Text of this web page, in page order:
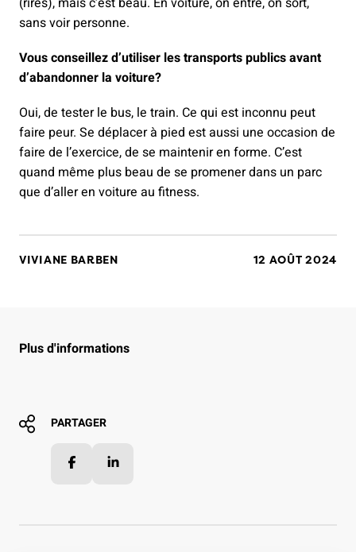
sans voir personne.
Vous conseillez d’utiliser les transports publics avant
d’abandonner la voiture?
Oui, de tester le bus, le train. Ce qui est inconnu peut
faire peur. Se déplacer à pied est aussi une occasion de
faire de l’exercice, de se maintenir en forme. C’est
quand même plus beau de se promener dans un parc
que d’aller en voiture au fitness.
VIVIANE BARBEN 12 AOÛT 2024
Plus d'informations
PARTAGER
Facebook